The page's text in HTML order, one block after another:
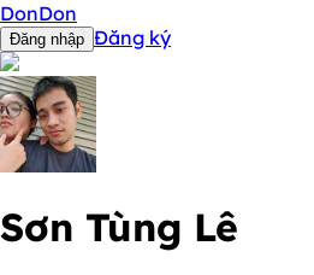
DonDon
Đăng nhập Đăng ký
Sơn Tùng Lê